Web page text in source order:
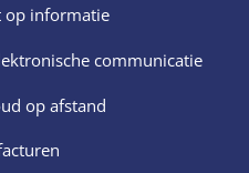
op informatie
communicatie
op afstand